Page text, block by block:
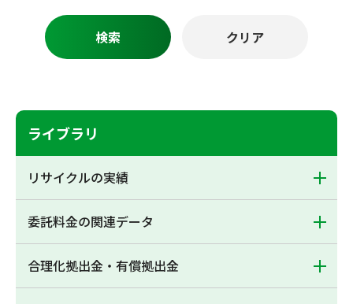
ライブラリ
リサイクルの実績
委託料金の関連データ
合理化拠出金・有償拠出金